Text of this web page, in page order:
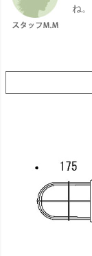
ね。